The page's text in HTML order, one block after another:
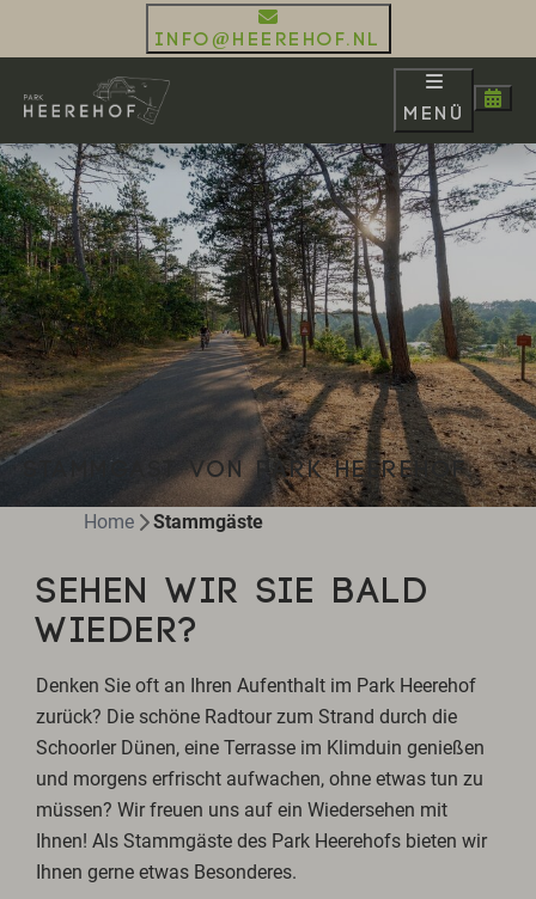
info@heerehof.nl
Menü
STAMMGAST VON PARK HEEREHOF
Home Stammgäste
SEHEN WIR SIE BALD
WIEDER?
Denken Sie oft an Ihren Aufenthalt im Park Heerehof
zurück? Die schöne Radtour zum Strand durch die
Schoorler Dünen, eine Terrasse im Klimduin genießen
und morgens erfrischt aufwachen, ohne etwas tun zu
müssen? Wir freuen uns auf ein Wiedersehen mit
Ihnen! Als Stammgäste des Park Heerehofs bieten wir
Ihnen gerne etwas Besonderes.